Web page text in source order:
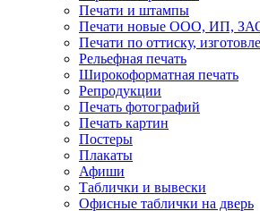
Печати и штампы
Печати новые ООО, ИП,
Печати по оттиску,
Рельефная печать
Широкоформатная печать
Репродукции
Печать фотографий
Печать картин
Постеры
Плакаты
Афиши
Таблички и вывески
Офисные таблички на дверь